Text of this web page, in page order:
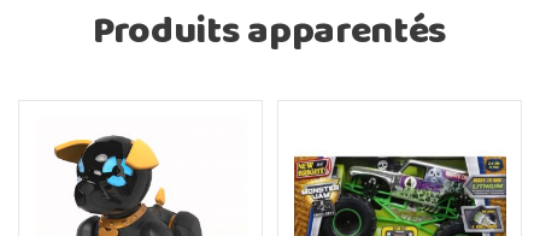
Produits apparentés